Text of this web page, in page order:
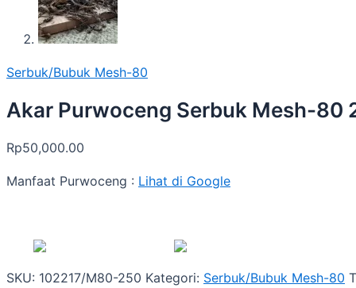
Serbuk/Bubuk Mesh-80
Akar Purwoceng Serbuk Mesh-80
Rp50,000.00
Manfaat Purwoceng : Lihat di Google
SKU: 102217/M80-250 Kategori: Serbuk/Bubuk Mesh-80